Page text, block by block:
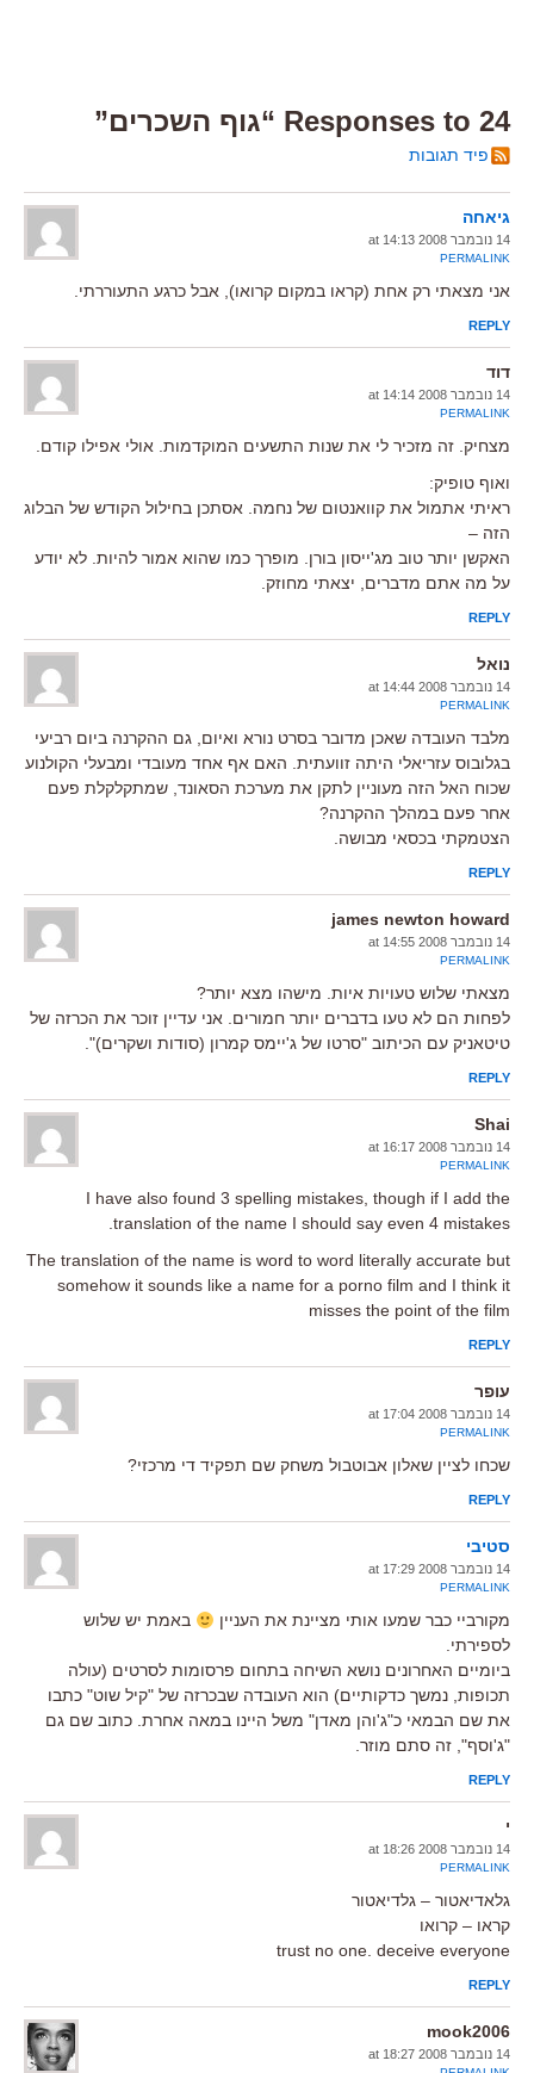
24 Responses to “גוף השכרים”
פיד תגובות
גיאחה
14 נובמבר 2008 at 14:13
PERMALINK
אני מצאתי רק אחת (קראו במקום קרואו), אבל כרגע התעוררתי.
REPLY
דוד
14 נובמבר 2008 at 14:14
PERMALINK
מצחיק. זה מזכיר לי את שנות התשעים המוקדמות. אולי אפילו קודם.
ואוף טופיק:
ראיתי אתמול את קוואנטום של נחמה. אסתכן בחילול הקודש של הבלוג
הזה –
האקשן יותר טוב מג'ייסון בורן. מופרך כמו שהוא אמור להיות. לא יודע
על מה אתם מדברים, יצאתי מחוזק.
REPLY
נואל
14 נובמבר 2008 at 14:44
PERMALINK
מלבד העובדה שאכן מדובר בסרט נורא ואיום, גם ההקרנה ביום רביעי
בגלובוס עזריאלי היתה זוועתית. האם אף אחד מעובדי ומבעלי הקולנוע
שכוח האל הזה מעוניין לתקן את מערכת הסאונד, שמתקלקלת פעם
אחר פעם במהלך ההקרנה?
הצטמקתי בכסאי מבושה.
REPLY
james newton howard
14 נובמבר 2008 at 14:55
PERMALINK
מצאתי שלוש טעויות איות. מישהו מצא יותר?
לפחות הם לא טעו בדברים יותר חמורים. אני עדיין זוכר את הכרזה של
טיטאניק עם הכיתוב "סרטו של ג'יימס קמרון (סודות ושקרים)".
REPLY
Shai
14 נובמבר 2008 at 16:17
PERMALINK
I have also found 3 spelling mistakes, though if I add the
translation of the name I should say even 4 mistakes.
The translation of the name is word to word literally accurate but
somehow it sounds like a name for a porno film and I think it
misses the point of the film
REPLY
עופר
14 נובמבר 2008 at 17:04
PERMALINK
שכחו לציין שאלון אבוטבול משחק שם תפקיד די מרכזי?
REPLY
סטיבי
14 נובמבר 2008 at 17:29
PERMALINK
מקורביי כבר שמעו אותי מציינת את העניין
באמת יש שלוש
לספירתי.
ביומיים האחרונים נושא השיחה בתחום פרסומות לסרטים (עולה
תכופות, נמשך כדקותיים) הוא העובדה שבכרזה של "קיל שוט" כתבו
את שם הבמאי כ"ג'והן מאדן" משל היינו במאה אחרת. כתוב שם גם
"ג'וסף", זה סתם מוזר.
REPLY
י
14 נובמבר 2008 at 18:26
PERMALINK
גלאדיאטור – גלדיאטור
קראו – קרואו
trust no one. deceive everyone
REPLY
mook2006
14 נובמבר 2008 at 18:27